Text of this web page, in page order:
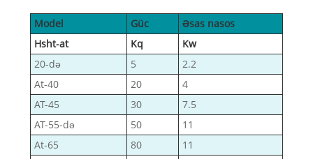
Model Güc
Əsas nasos
Hsht-at
Kq
Kw
20-də
5
2.2
At-40
20
4
AT-45
30
7.5
AT-55-də
50
11
At-65
80
11